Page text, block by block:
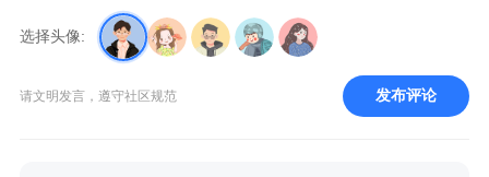
选择头像:
请文明发言，遵守社区规范 发布评论